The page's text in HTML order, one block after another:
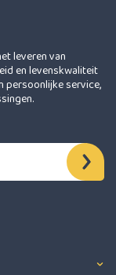
leveren van
en levenskwaliteit
persoonlijke service,